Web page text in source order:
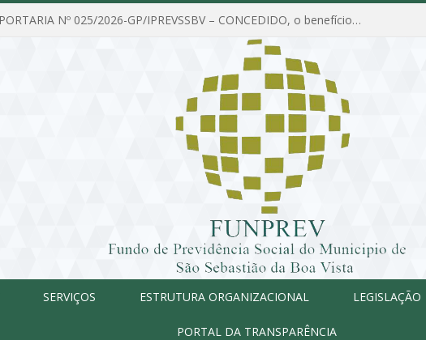
PORTARIA Nº 025/2026-GP/IPREVSSBV – CONCEDIDO, o benefício de PENSÃO a MARIA ESTELA DOS SANTOS SOUZA
SERVIÇOS ESTRUTURA ORGANIZACIONAL LEGISLAÇÃO
PORTAL DA TRANSPARÊNCIA